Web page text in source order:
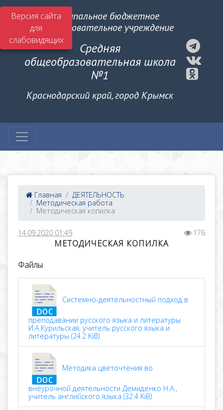
Версия сайта
для
слабовидящих
Муниципальное бюджетное
общеобразовательное учреждение
Средняя
общеобразовательная школа
№1
Краснодарский край, город Крымск
Главная
ДЕЯТЕЛЬНОСТЬ
Методическая работа
Методическая копилка
14.09.2020 01:49 176
МЕТОДИЧЕСКАЯ КОПИЛКА
Файлы
Системно-деятельностный подход в
преподавании русского языка и литературы
И.А.Курильская, учитель русского языка и
литературы (24.2 KiB)
Методика цветочтения во
внеурочной деятельности Демиденко Н.А.,
учитель английского языка (32.4 KiB)